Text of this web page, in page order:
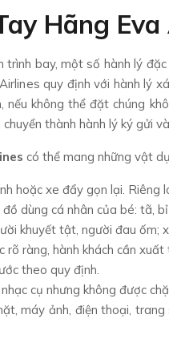
Hãng
bay, một số hành lý
quy định với hành lý
nếu không thể đặt chúng
thành hành lý ký gửi
có thể mang những vật
hoặc xe đẩy gọn lại. Riêng
dùng cá nhân của bé: tã,
khuyết tật, người đau ốm;
ràng, hành khách cần
theo quy định.
cụ nhưng không được
máy ảnh, điện thoại,